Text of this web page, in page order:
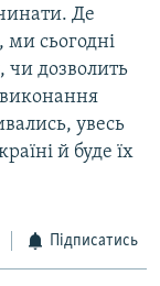
Де
ми сьогодні
чи дозволить
увесь
й буде їх
Підписатись